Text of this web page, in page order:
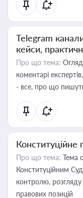
Telegram
кейси,
Про що тема:
коментарі
- все, про що
Конституційне
Про що тема: Тема
Конституційним
контролю, розгляду
правових позицій